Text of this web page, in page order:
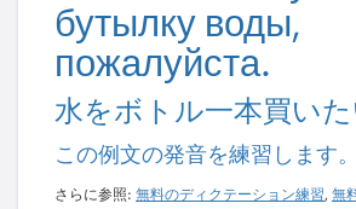
бутылку воды,
пожалуйста.
水をボトル一本買いた
この例文の発音を練習します。
さらに参照: 無料のディクテーション練習, 無